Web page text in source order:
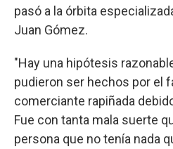
pasó a la órbita
Juan Gómez.
"Hay una hipótesis
pudieron ser hechos por el
comerciante rapiñada
Fue con tanta mala suerte
persona que no tenía nada